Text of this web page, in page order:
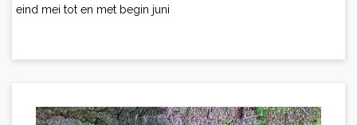
eind mei tot en met begin juni